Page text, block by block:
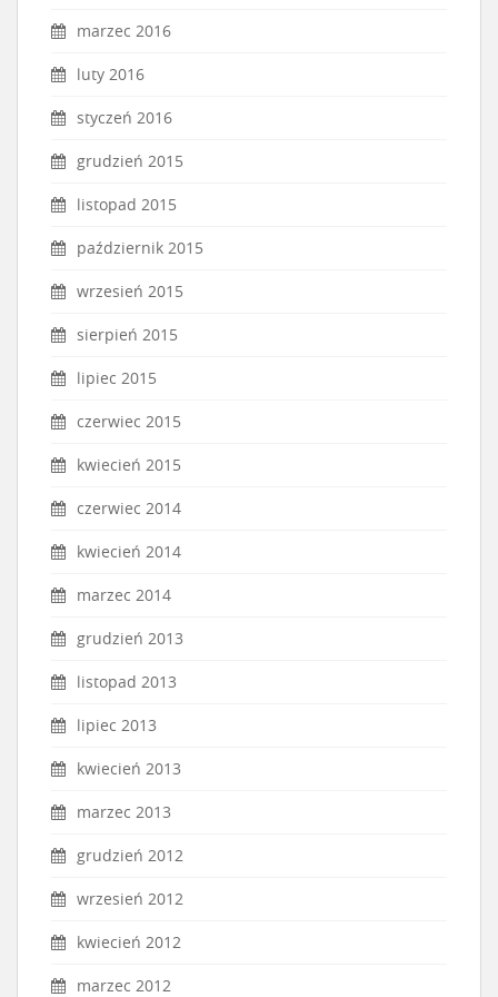
marzec 2016
luty 2016
styczeń 2016
grudzień 2015
listopad 2015
październik 2015
wrzesień 2015
sierpień 2015
lipiec 2015
czerwiec 2015
kwiecień 2015
czerwiec 2014
kwiecień 2014
marzec 2014
grudzień 2013
listopad 2013
lipiec 2013
kwiecień 2013
marzec 2013
grudzień 2012
wrzesień 2012
kwiecień 2012
marzec 2012